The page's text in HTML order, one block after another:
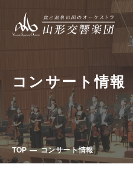
コンサート情報
TOP コンサート情報